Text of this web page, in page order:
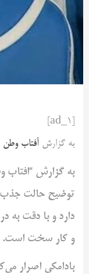
به گزارش آفتاب وطن
به گزارش “افتاب
توضیح حالت جذب
دارد و با دقت به
و کار سخت است.
بادامکی اصرار